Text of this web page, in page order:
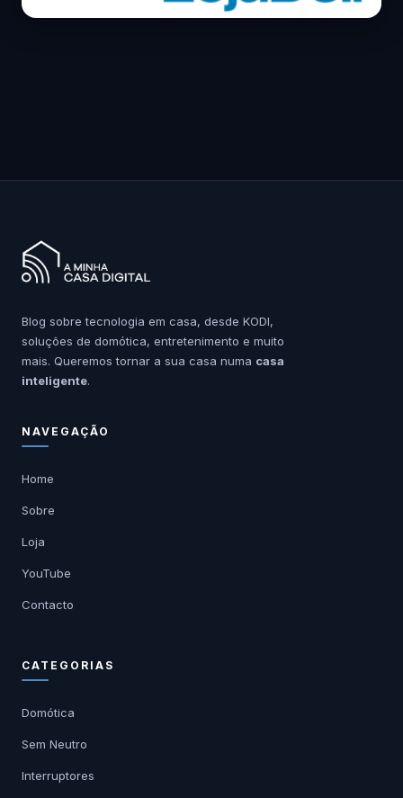
Blog sobre tecnologia em casa, desde KODI,
soluções de domótica, entretenimento e muito
mais. Queremos tornar a sua casa numa casa
inteligente.
NAVEGAÇÃO
Home
Sobre
Loja
YouTube
Contacto
CATEGORIAS
Domótica
Sem Neutro
Interruptores